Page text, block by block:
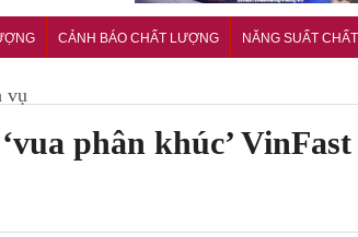
tổng thể, dàiCẢNH BÁO CHẤT LƯỢNG NĂNG SUẤT
vụ
phân khúc’ VinFast